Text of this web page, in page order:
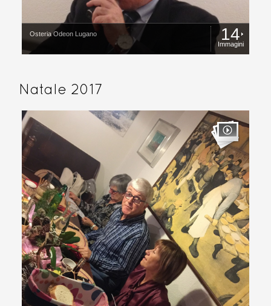
Osteria Odeon Lugano 14
Immagini
Natale 2017